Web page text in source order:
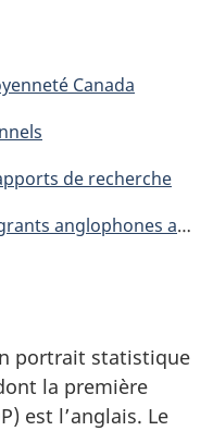
Canada
de recherche
au Québec
portrait statistique
la première
est l’anglais. Le